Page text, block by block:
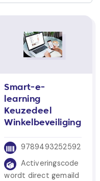
Smart-e-
learning
Keuzedeel
Winkelbeveiliging
9789493252592
Activeringscode
wordt direct gemaild